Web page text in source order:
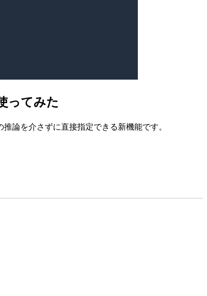
ってみた
論を介さずに直接指定できる新機能です。